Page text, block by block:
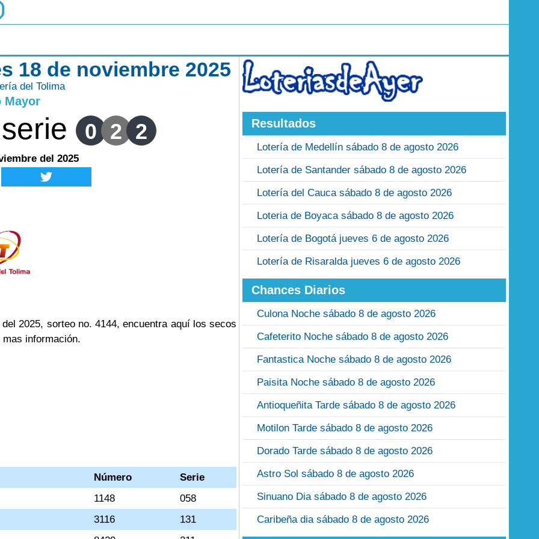
18 de noviembre 2025
del Tolima
Mayor
0 2 2
del 2025
2025, sorteo no. 4144, encuentra aquí los secos
información.
Número
Serie
1148
058
3116
131
Resultados
Lotería de Medellín sábado 8 de agosto 2026
Lotería de Santander sábado 8 de agosto 2026
Lotería del Cauca sábado 8 de agosto 2026
Loteria de Boyaca sábado 8 de agosto 2026
Lotería de Bogotá jueves 6 de agosto 2026
Lotería de Risaralda jueves 6 de agosto 2026
Chances Diarios
Culona Noche sábado 8 de agosto 2026
Cafeterito Noche sábado 8 de agosto 2026
Fantastica Noche sábado 8 de agosto 2026
Paisita Noche sábado 8 de agosto 2026
Antioqueñita Tarde sábado 8 de agosto 2026
Motilon Tarde sábado 8 de agosto 2026
Dorado Tarde sábado 8 de agosto 2026
Astro Sol sábado 8 de agosto 2026
Sinuano Dia sábado 8 de agosto 2026
Caribeña dia sábado 8 de agosto 2026